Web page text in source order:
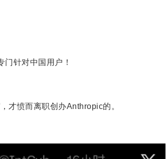
针对中国用户！
才愤而离职创办Anthropic的。